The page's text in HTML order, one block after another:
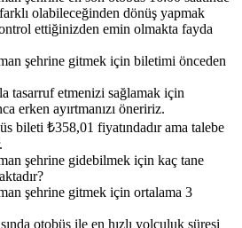
olabileceğinden dönüş yapmak
ettiğinizden emin olmakta fayda
şehrine gitmek için biletimi önceden
tasarruf etmenizi sağlamak için
erken ayırtmanızı öneririz.
bileti ₺358,01 fiyatındadır ama talebe
şehrine gidebilmek için kaç tane
şehrine gitmek için ortalama 3
otobüs ile en hızlı yolculuk süresi